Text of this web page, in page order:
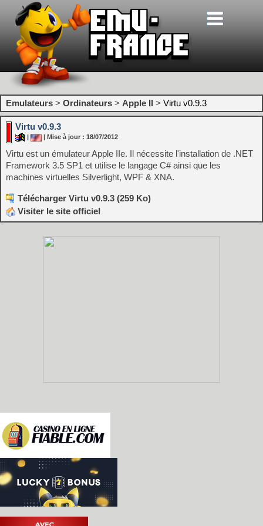
Emulateurs > Ordinateurs > Apple II > Virtu v0.9.3
Virtu v0.9.3
| Mise à jour : 18/07/2012
Virtu est un émulateur Apple IIe. Il nécessite l'installation de .NET
Framework 3.5 SP1 et utilise le langage C# ainsi que les
machines virtuelles Silverlight, WPF & XNA.
Télécharger Virtu v0.9.3 (259 Ko)
Visiter le site officiel